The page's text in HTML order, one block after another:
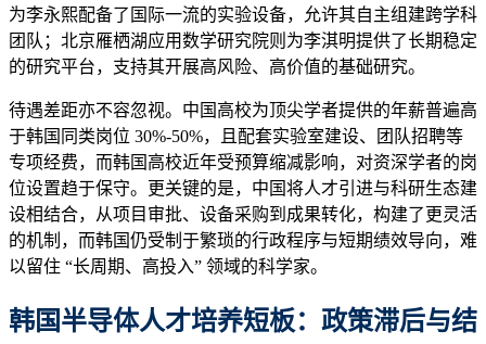
为李永熙配备了国际一流的实验设备，允许其自主组建跨学科
团队；北京雁栖湖应用数学研究院则为李淇明提供了长期稳定
的研究平台，支持其开展高风险、高价值的基础研究。
待遇差距亦不容忽视。中国高校为顶尖学者提供的年薪普遍高
于韩国同类岗位 30%-50%，且配套实验室建设、团队招聘等
专项经费，而韩国高校近年受预算缩减影响，对资深学者的岗
位设置趋于保守。更关键的是，中国将人才引进与科研生态建
设相结合，从项目审批、设备采购到成果转化，构建了更灵活
的机制，而韩国仍受制于繁琐的行政程序与短期绩效导向，难
以留住 “长周期、高投入” 领域的科学家。
韩国半导体人才培养短板：政策滞后与结